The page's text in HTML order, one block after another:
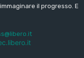
il progresso. E